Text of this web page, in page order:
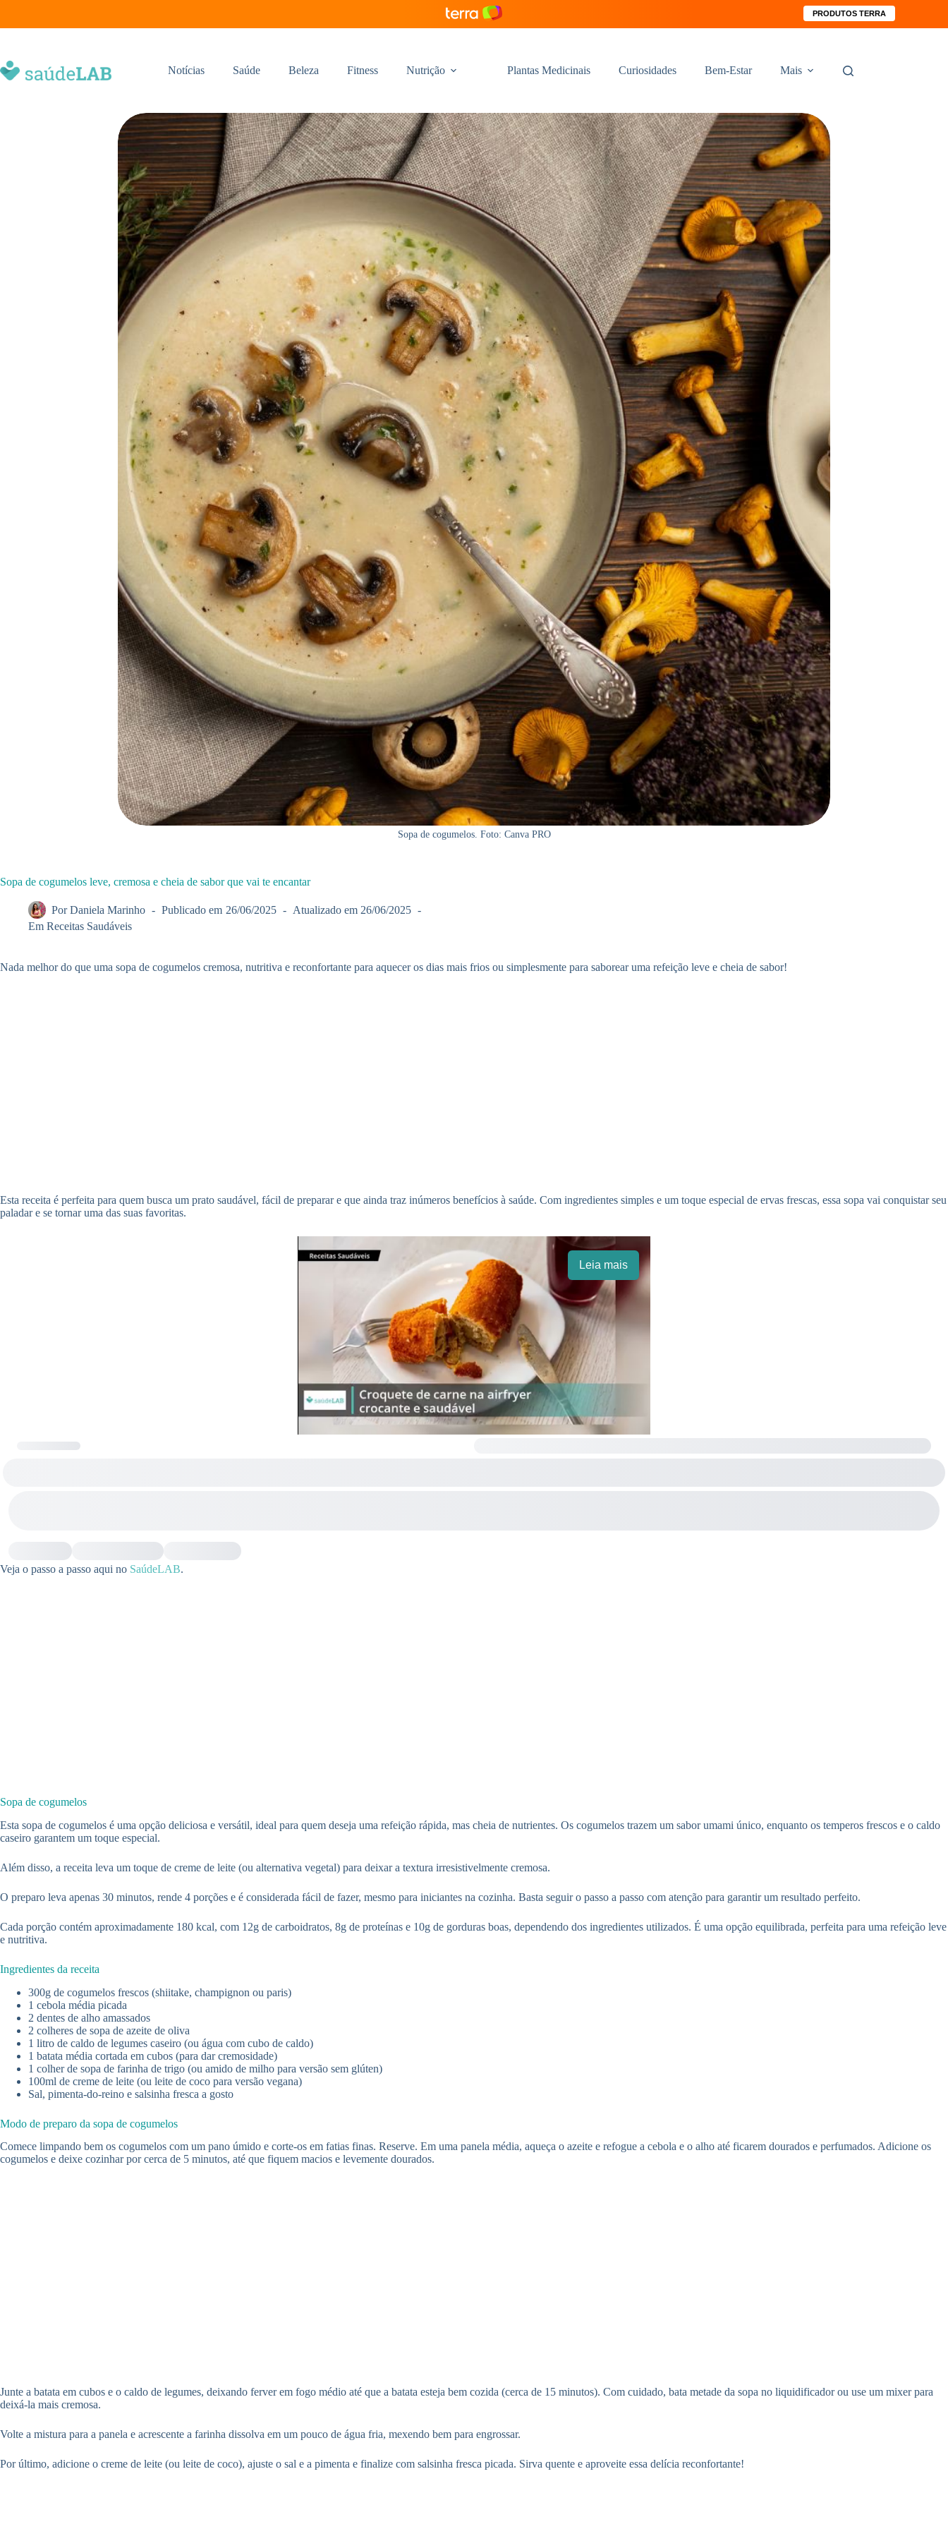
PRODUTOS TERRA
Notícias Saúde Beleza Fitness Nutrição Plantas Medicinais Curiosidades Bem-Estar Mais
Sopa de cogumelos. Foto: Canva PRO
Sopa de cogumelos leve, cremosa e cheia de sabor que vai te encantar
Por Daniela Marinho Publicado em 26/06/2025 Atualizado em 26/06/2025
Em Receitas Saudáveis
Nada melhor do que uma sopa de cogumelos cremosa, nutritiva e reconfortante para aquecer os dias mais frios ou simplesmente para saborear uma refeição leve e cheia de sabor!
Esta receita é perfeita para quem busca um prato saudável, fácil de preparar e que ainda traz inúmeros benefícios à saúde. Com ingredientes simples e um toque especial de ervas frescas, essa sopa vai conquistar seu
paladar e se tornar uma das suas favoritas.
Leia mais
Veja o passo a passo aqui no SaúdeLAB.
Sopa de cogumelos
Esta sopa de cogumelos é uma opção deliciosa e versátil, ideal para quem deseja uma refeição rápida, mas cheia de nutrientes. Os cogumelos trazem um sabor umami único, enquanto os temperos frescos e o caldo
caseiro garantem um toque especial.
Além disso, a receita leva um toque de creme de leite (ou alternativa vegetal) para deixar a textura irresistivelmente cremosa.
O preparo leva apenas 30 minutos, rende 4 porções e é considerada fácil de fazer, mesmo para iniciantes na cozinha. Basta seguir o passo a passo com atenção para garantir um resultado perfeito.
Cada porção contém aproximadamente 180 kcal, com 12g de carboidratos, 8g de proteínas e 10g de gorduras boas, dependendo dos ingredientes utilizados. É uma opção equilibrada, perfeita para uma refeição leve
e nutritiva.
Ingredientes da receita
300g de cogumelos frescos (shiitake, champignon ou paris)
1 cebola média picada
2 dentes de alho amassados
2 colheres de sopa de azeite de oliva
1 litro de caldo de legumes caseiro (ou água com cubo de caldo)
1 batata média cortada em cubos (para dar cremosidade)
1 colher de sopa de farinha de trigo (ou amido de milho para versão sem glúten)
100ml de creme de leite (ou leite de coco para versão vegana)
Sal, pimenta-do-reino e salsinha fresca a gosto
Modo de preparo da sopa de cogumelos
Comece limpando bem os cogumelos com um pano úmido e corte-os em fatias finas. Reserve. Em uma panela média, aqueça o azeite e refogue a cebola e o alho até ficarem dourados e perfumados. Adicione os
cogumelos e deixe cozinhar por cerca de 5 minutos, até que fiquem macios e levemente dourados.
Junte a batata em cubos e o caldo de legumes, deixando ferver em fogo médio até que a batata esteja bem cozida (cerca de 15 minutos). Com cuidado, bata metade da sopa no liquidificador ou use um mixer para
deixá-la mais cremosa.
Volte a mistura para a panela e acrescente a farinha dissolva em um pouco de água fria, mexendo bem para engrossar.
Por último, adicione o creme de leite (ou leite de coco), ajuste o sal e a pimenta e finalize com salsinha fresca picada. Sirva quente e aproveite essa delícia reconfortante!